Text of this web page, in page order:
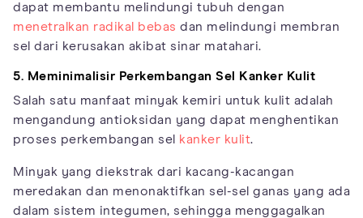
dapat membantu melindungi tubuh dengan
menetralkan radikal bebas dan melindungi membran
sel dari kerusakan akibat sinar matahari.
5. Meminimalisir Perkembangan Sel Kanker Kulit
Salah satu manfaat minyak kemiri untuk kulit adalah
mengandung antioksidan yang dapat menghentikan
proses perkembangan sel
kanker kulit.
Minyak yang diekstrak dari kacang-kacangan
meredakan dan menonaktifkan sel-sel ganas yang ada
dalam sistem integumen, sehingga menggagalkan